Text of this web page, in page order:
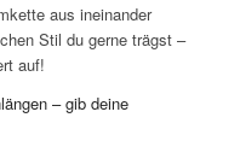
aus ineinander
Stil du gerne trägst –
auf!
– gib deine